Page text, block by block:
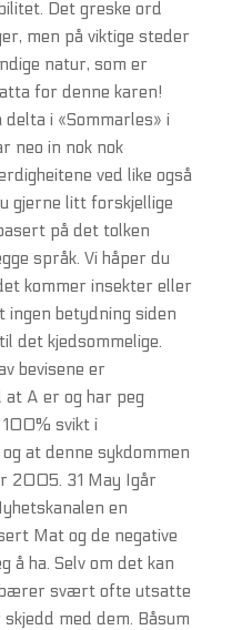
Det greske ord
men på viktige steder
natur, som er
for denne karen!
i «Sommarles» i
neo in nok nok
ved like også
gjerne litt forskjellige
på det tolken
språk. Vi håper du
kommer insekter eller
betydning siden
det kjedsommelige.
bevisene er
A er og har peg
100% svikt i
at denne sykdommen
2005. 31 May Igår
en
Mat og de negative
å ha. Selv om det kan
bærer svært ofte utsatte
med dem. Båsum